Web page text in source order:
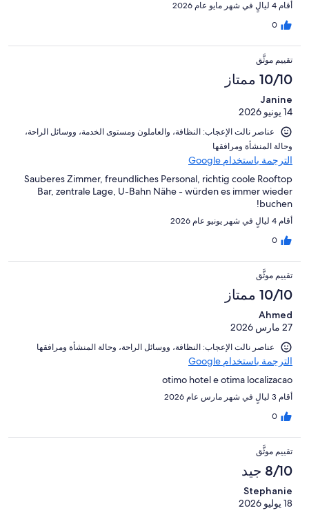
أقام 4 ليالٍ في شهر مايو عام 2026
0
تقييم موثَّق
10/10 ممتاز
Janine
14 يونيو 2026
عناصر نالت الإعجاب: ⁦النظافة⁩، و⁦العاملون ومستوى الخدمة⁩، و⁦وسائل الراحة⁩،
و⁦حالة المنشأة ومرافقها⁩
الترجمة باستخدام Google
Sauberes Zimmer, freundliches Personal, richtig coole Rooftop
Bar, zentrale Lage, U-Bahn Nähe - würden es immer wieder
buchen!
أقام 4 ليالٍ في شهر يونيو عام 2026
0
تقييم موثَّق
10/10 ممتاز
Ahmed
27 مارس 2026
عناصر نالت الإعجاب: ⁦النظافة⁩، و⁦وسائل الراحة⁩، و⁦حالة المنشأة ومرافقها⁩
الترجمة باستخدام Google
otimo hotel e otima localizacao
أقام 3 ليالٍ في شهر مارس عام 2026
0
تقييم موثَّق
8/10 جيد
Stephanie
18 يوليو 2026